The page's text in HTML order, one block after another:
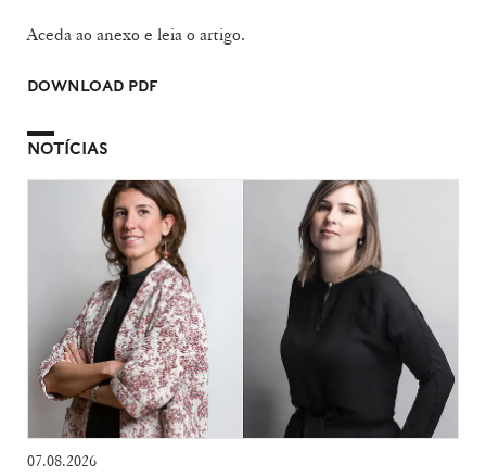
Aceda ao anexo e leia o artigo.
DOWNLOAD PDF
NOTÍCIAS
07.08.2026